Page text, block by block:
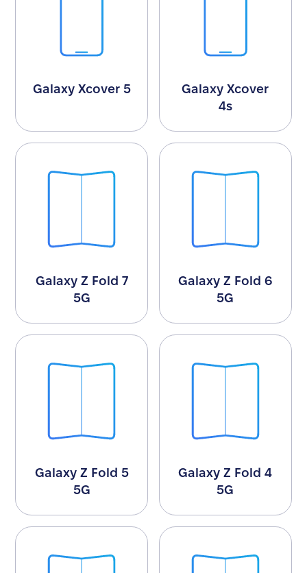
Galaxy Xcover 5
Galaxy Xcover
4s
Galaxy Z Fold 7
5G
Galaxy Z Fold 6
5G
Galaxy Z Fold 5
5G
Galaxy Z Fold 4
5G